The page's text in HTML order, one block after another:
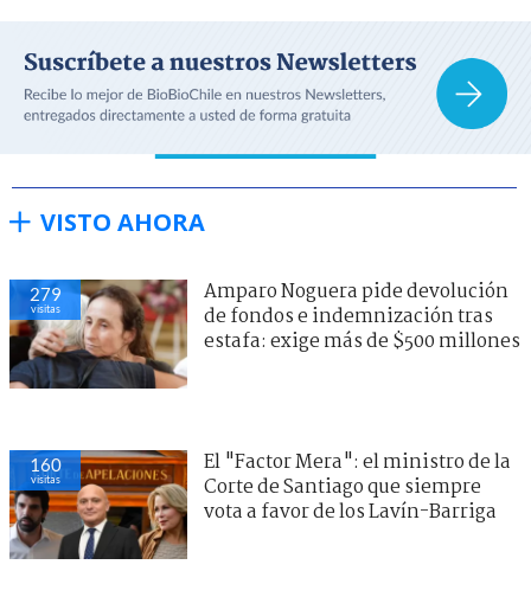
VISTO AHORA
279
visitas
Amparo Noguera pide devolución
de fondos e indemnización tras
estafa: exige más de $500 millones
160
visitas
El "Factor Mera": el ministro de la
Corte de Santiago que siempre
vota a favor de los Lavín-Barriga